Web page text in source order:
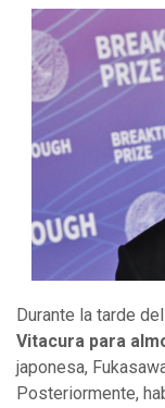
Durante la tarde
Vitacura para
japonesa,
Posteriormente,